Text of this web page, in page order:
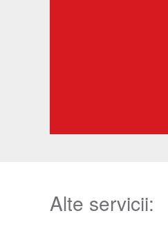
Alte servicii: